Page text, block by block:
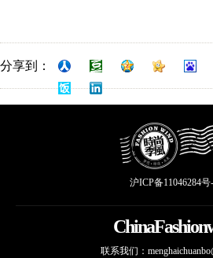
分享到：
沪ICP备11046284号
联系我们：